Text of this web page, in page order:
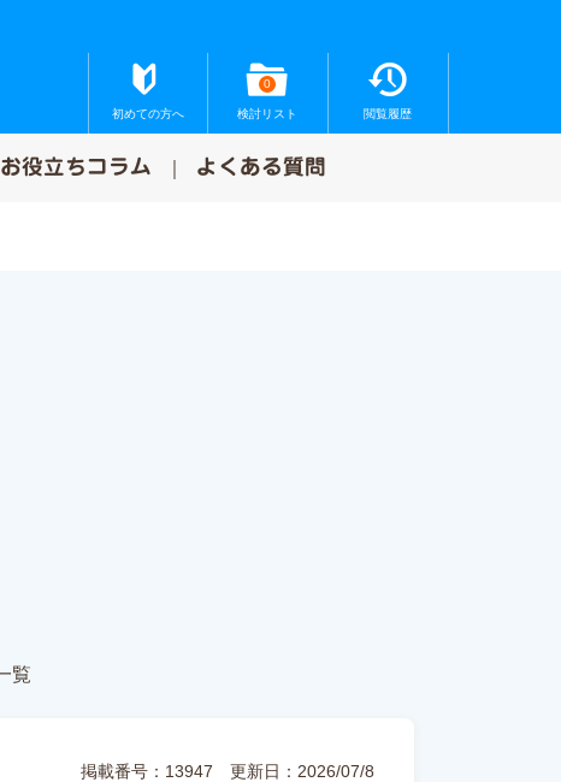
初めての方へ
0
検討リスト 閲覧履歴
お役立ちコラム よくある質問
覧
掲載番号：13947 更新日：2026/07/8